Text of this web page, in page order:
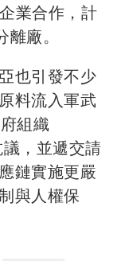
業合作，計
廠。
也引發不少
料流入軍武
組織
議，並遞交請
鏈實施更嚴
與人權保